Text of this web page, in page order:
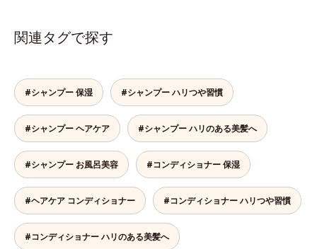
関連タグで探す
#シャンプー 保湿 #シャンプー ハリつや習慣
#シャンプー ヘアケア #シャンプー ハリのある美髪へ
#シャンプー お風呂美容 #コンディショナー 保湿
#ヘアケア コンディショナー #コンディショナー ハリつや習慣
#コンディショナー ハリのある美髪へ